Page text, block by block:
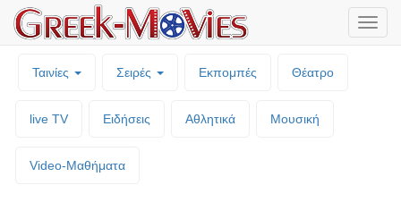
Ταινίες Σειρές Εκπομπές Θέατρο
live TV Ειδήσεις Αθλητικά Μουσική
Video-Mαθήματα